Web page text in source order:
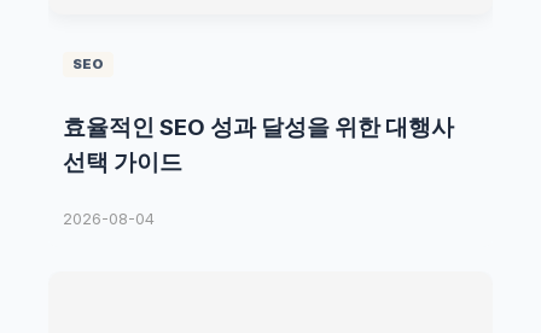
SEO
효율적인 SEO 성과 달성을 위한 대행사
선택 가이드
2026-08-04